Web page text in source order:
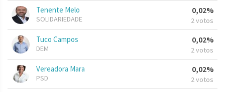
Tenente Melo
SOLIDARIEDADE
0,02%
2 votos
Tuco Campos
DEM
0,02%
2 votos
Vereadora Mara
PSD
0,02%
2 votos